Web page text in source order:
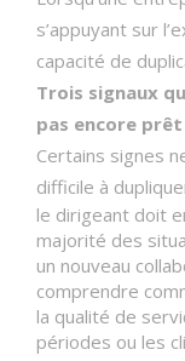
s’appuyant sur
capacité de
Trois signaux
pas encore prêt
Certains signes
difficile à
le dirigeant doit
majorité des
un nouveau
comprendre
la qualité de
périodes ou les